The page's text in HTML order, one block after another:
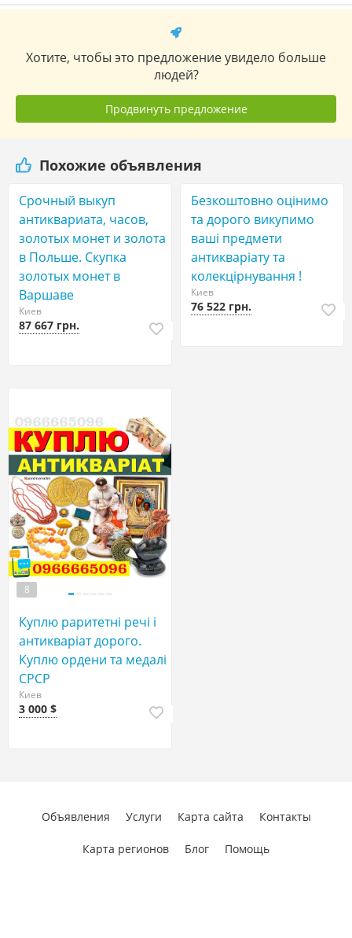
Хотите, чтобы это предложение увидело больше
людей?
Продвинуть предложение
Похожие объявления
Срочный выкуп
антиквариата, часов,
золотых монет и золота
в Польше. Скупка
золотых монет в
Варшаве
Киев
87 667 грн.
Безкоштовно оцінимо
та дорого викупимо
ваші предмети
антикваріату та
колекцірнування !
Киев
76 522 грн.
8
Куплю раритетні речі і
антикваріат дорого.
Куплю ордени та медалі
СРСР
Киев
3 000 $
Объявления Услуги Карта сайта Контакты
Карта регионов Блог Помощь